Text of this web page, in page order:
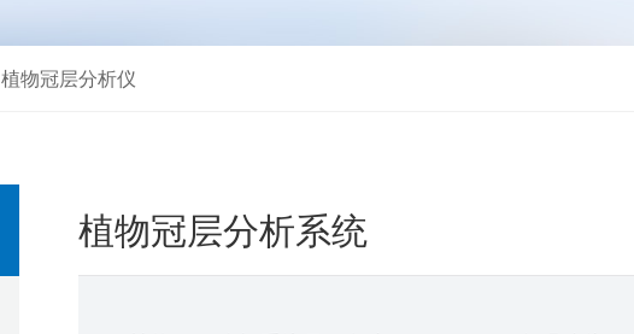
植物冠层分析仪
植物冠层分析系统